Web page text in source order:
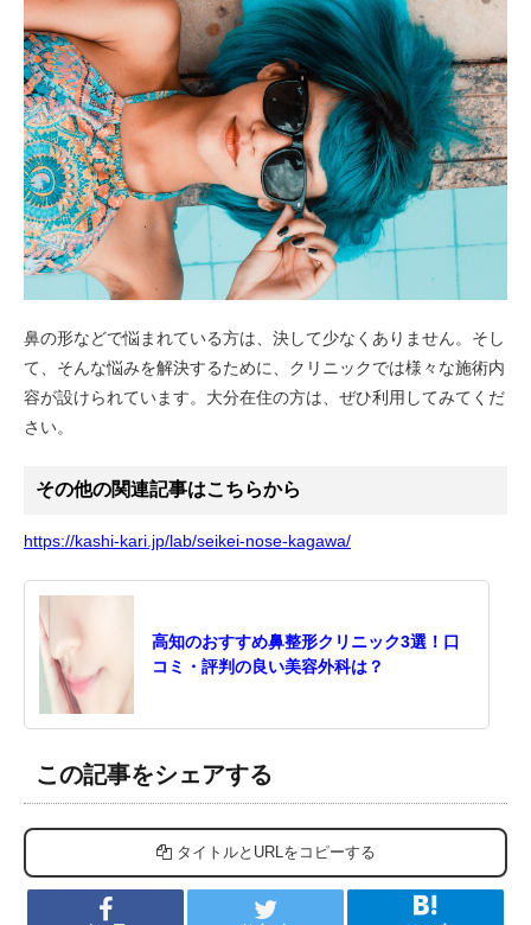
鼻の形などで悩まれている方は、決して少なくありません。そし
て、そんな悩みを解決するために、クリニックでは様々な施術内
容が設けられています。大分在住の方は、ぜひ利用してみてくだ
さい。
その他の関連記事はこちらから
https://kashi-kari.jp/lab/seikei-nose-kagawa/
高知のおすすめ鼻整形クリニック3選！口
コミ・評判の良い美容外科は？
この記事をシェアする
タイトルとURLをコピーする